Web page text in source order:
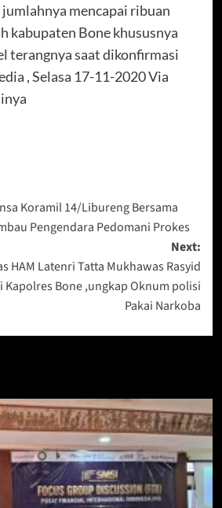
jumlahnya mencapai ribuan
kabupaten Bone khususnya
terangnya saat dikonfirmasi
, Selasa 17-11-2020 Via
Koramil 14/Libureng Bersama
Pengendara Pedomani Prokes
Next:
HAM Latenri Tatta Mukhawas Rasyid
Kapolres Bone ,ungkap Oknum polisi
Pakai Narkoba